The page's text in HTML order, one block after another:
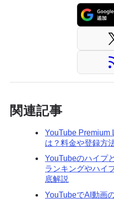
関連記事
YouTube Premium
は？料金や登録方
YouTubeのハイプ
ランキングやハイ
底解説
YouTubeでAI動画